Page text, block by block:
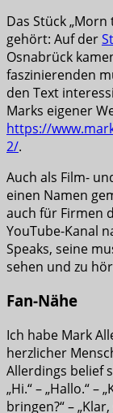
Das Stück
gehört: Auf der
Osnabrück
faszinierenden
den Text
Marks eigener
https://
2/.
Auch als Film-
einen Namen
auch für Firmen
YouTube-Kanal
Speaks, seine
sehen und zu
Fan-Nähe
Ich habe Mark
herzlicher
Allerdings belief
„Hi.“ – „Hallo.“
bringen?“ –